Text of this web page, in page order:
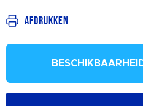
Afdrukken